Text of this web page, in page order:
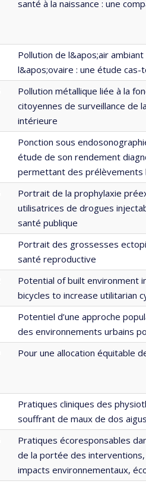
santé à la naissance : une
Pollution de l&apos;air
l&apos;ovaire : une étude
Pollution métallique liée à la
citoyennes de surveillance de
intérieure
Ponction sous
étude de son rendement
permettant des prélèvements
Portrait de la prophylaxie
utilisatrices de drogues
santé publique
Portrait des grossesses
santé reproductive
Potential of built environment
bicycles to increase utilitarian
Potentiel d’une approche
des environnements urbains
Pour une allocation équitable
Pratiques cliniques des
souffrant de maux de dos
Pratiques écoresponsables
de la portée des
impacts environnementaux,